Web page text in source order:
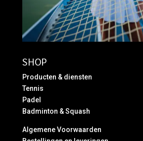
SHOP
Producten & diensten
Tennis
Padel
Badminton & Squash
Algemene Voorwaarden